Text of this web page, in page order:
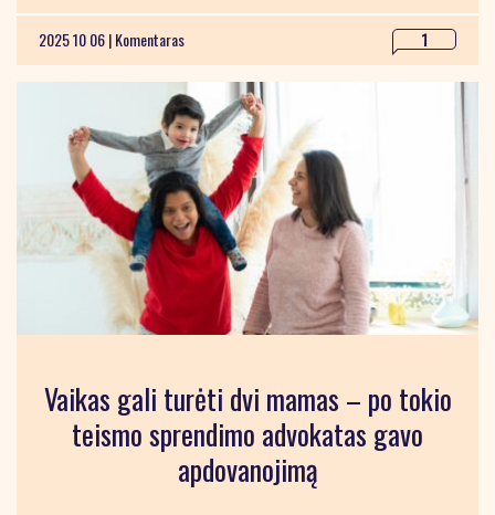
2025 10 06 |Komentaras 1
Vaikas gali turėti dvi mamas – po tokio
teismo sprendimo advokatas gavo
apdovanojimą